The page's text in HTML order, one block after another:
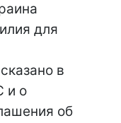
для
в
и о
об